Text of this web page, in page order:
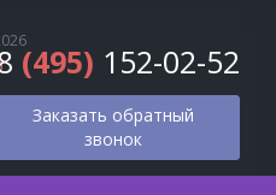
(495) 152-02-52
Заказать обратный
звонок